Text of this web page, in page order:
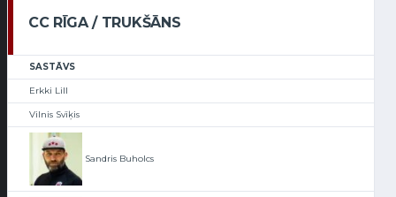
CC RĪGA / TRUKŠĀNS
SASTĀVS
Erkki Lill
Vilnis Svīķis
Sandris Buholcs